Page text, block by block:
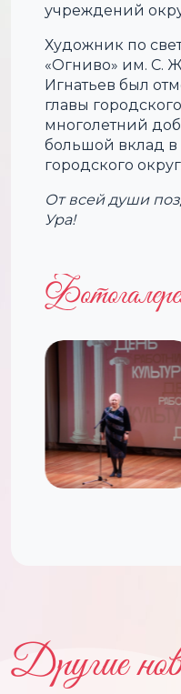
учреждений
Художник по
«Огниво» им. С.
Игнатьев был
главы
многолетний
большой вклад в
городского
От всей души
Ура!
Другие